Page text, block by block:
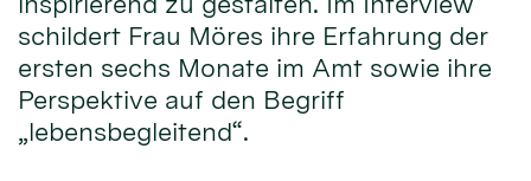
schildert Frau Möres ihre Erfahrung der
ersten sechs Monate im Amt sowie ihre
Perspektive auf den Begriff
„lebensbegleitend“.